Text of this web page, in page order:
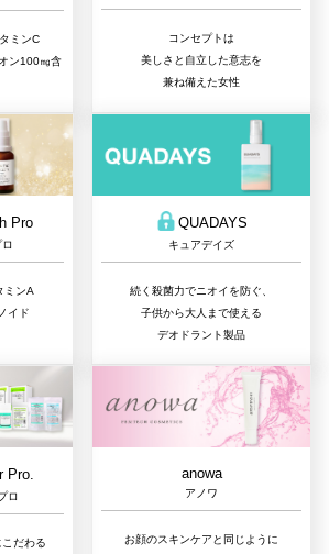
ミンC
ン100㎎含
コンセプトは
美しさと自立した意志を
兼ね備えた女性
Pro
ミンA
イド
QUADAYS
キュアデイズ
続く殺菌力でニオイを防ぐ、
子供から大人まで使える
デオドラント製品
Pro.
ロ
だわる
anowa
アノワ
お顔のスキンケアと同じように